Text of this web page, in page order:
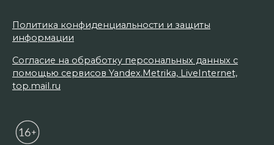
Политика конфиденциальности и защиты
информации
Согласие на обработку персональных данных с
помощью сервисов Yandex.Metrika, LiveInternet,
top.mail.ru